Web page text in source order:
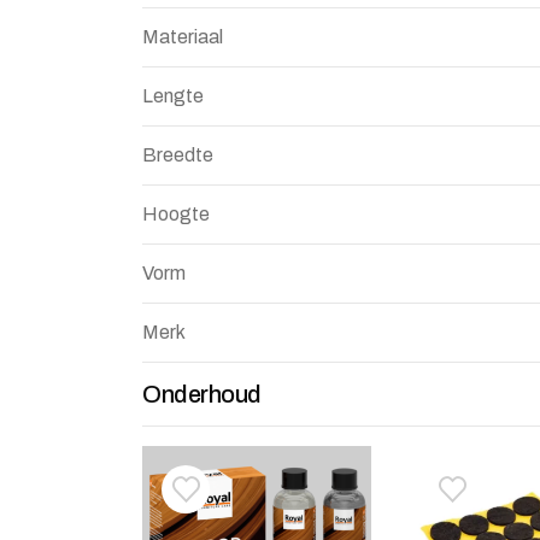
Materiaal
Lengte
Breedte
Hoogte
Vorm
Merk
Onderhoud
Toevoegen aan verlanglijstje
Verwijderen van verlanglijst